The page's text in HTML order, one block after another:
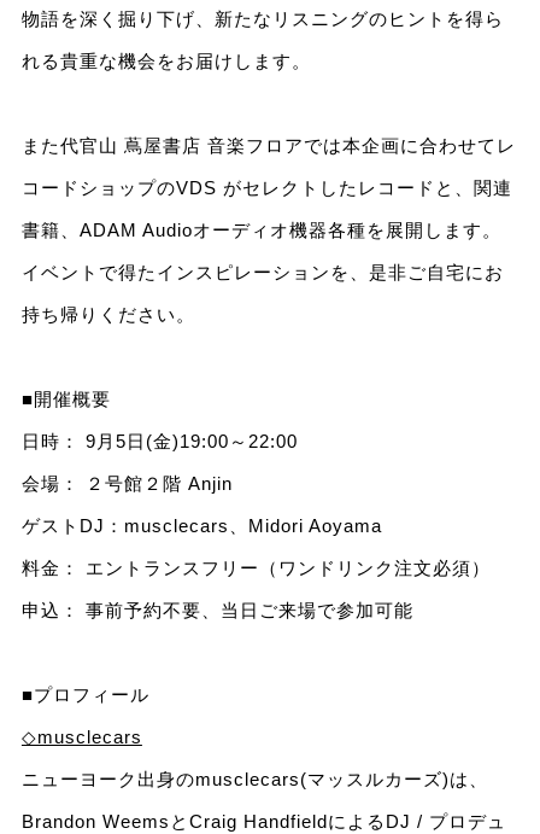
物語を深く掘り下げ、新たなリスニングのヒントを得ら
れる貴重な機会をお届けします。
また代官山 蔦屋書店 音楽フロアでは本企画に合わせてレ
コードショップのVDS がセレクトしたレコードと、関連
書籍、ADAM Audioオーディオ機器各種を展開します。
イベントで得たインスピレーションを、是非ご自宅にお
持ち帰りください。
■開催概要
日時： 9月5日(金)19:00～22:00
会場： ２号館２階 Anjin
ゲストDJ：musclecars、Midori Aoyama
料金： エントランスフリー（ワンドリンク注文必須）
申込： 事前予約不要、当日ご来場で参加可能
■プロフィール
◇musclecars
ニューヨーク出身のmusclecars(マッスルカーズ)は、
Brandon WeemsとCraig HandfieldによるDJ / プロデュ